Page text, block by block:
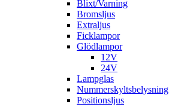
Blixt/Varning
Bromsljus
Extraljus
Ficklampor
Glödlampor
12V
24V
Lampglas
Nummerskyltsbelysning
Positionsljus